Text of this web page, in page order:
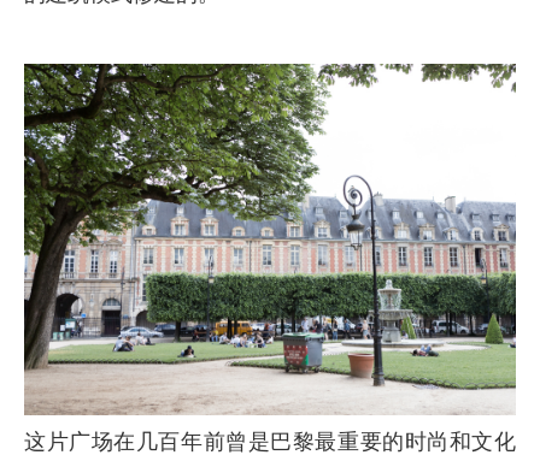
这片广场在几百年前曾是巴黎最重要的时尚和文化